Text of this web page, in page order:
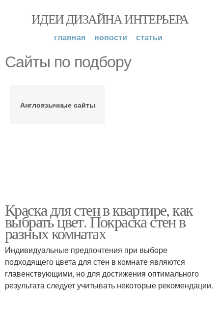
ИДЕИ ДИЗАЙНА ИНТЕРЬЕРА
главная новости статьи
Сайты по подбору
Англоязычные сайты
Краска для стен в квартире, как
выбрать цвет. Покраска стен в
разных комнатах
Индивидуальные предпочтения при выборе
подходящего цвета для стен в комнате являются
главенствующими, но для достижения оптимального
результата следует учитывать некоторые рекомендации.